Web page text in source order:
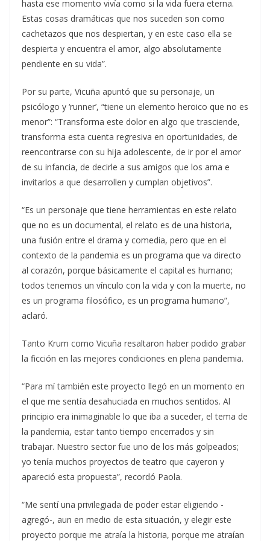
hasta ese momento vivía como si la vida fuera eterna.
Estas cosas dramáticas que nos suceden son como
cachetazos que nos despiertan, y en este caso ella se
despierta y encuentra el amor, algo absolutamente
pendiente en su vida”.
Por su parte, Vicuña apuntó que su personaje, un
psicólogo y ‘runner’, “tiene un elemento heroico que no es
menor”: “Transforma este dolor en algo que trasciende,
transforma esta cuenta regresiva en oportunidades, de
reencontrarse con su hija adolescente, de ir por el amor
de su infancia, de decirle a sus amigos que los ama e
invitarlos a que desarrollen y cumplan objetivos”.
“Es un personaje que tiene herramientas en este relato
que no es un documental, el relato es de una historia,
una fusión entre el drama y comedia, pero que en el
contexto de la pandemia es un programa que va directo
al corazón, porque básicamente el capital es humano;
todos tenemos un vínculo con la vida y con la muerte, no
es un programa filosófico, es un programa humano”,
aclaró.
Tanto Krum como Vicuña resaltaron haber podido grabar
la ficción en las mejores condiciones en plena pandemia.
“Para mí también este proyecto llegó en un momento en
el que me sentía desahuciada en muchos sentidos. Al
principio era inimaginable lo que iba a suceder, el tema de
la pandemia, estar tanto tiempo encerrados y sin
trabajar. Nuestro sector fue uno de los más golpeados;
yo tenía muchos proyectos de teatro que cayeron y
apareció esta propuesta”, recordó Paola.
“Me sentí una privilegiada de poder estar eligiendo -
agregó-, aun en medio de esta situación, y elegir este
proyecto porque me atraía la historia, porque me atraían